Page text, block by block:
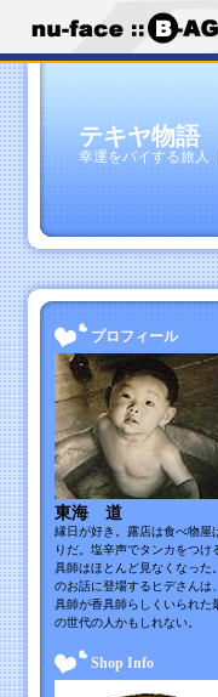
テキヤ物語
幸運をバイする旅人
プロフィール
東海 道
縁日が好き。露店は食べ物屋
りだ。塩辛声でタンカをつけ
具師はほとんど見なくなった
のお話に登場するヒデさんは
具師が香具師らしくいられた
の世代の人かもしれない。
Shop Info